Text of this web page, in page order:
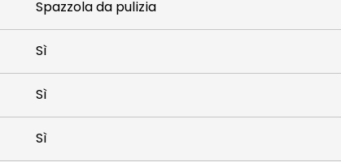
Spazzola da pulizia
Sì
Sì
Sì